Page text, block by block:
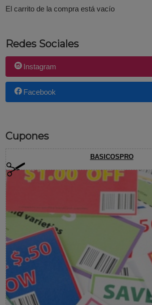
El carrito de la compra está vacío
Redes Sociales
Instagram
Facebook
Cupones
BASICOSPRO